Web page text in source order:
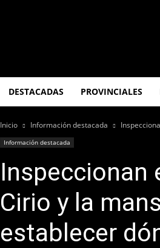
DESTACADAS PROVINCIALES
Inicio Información destacada
Información destacada
Inspeccionan
Cirio y la
establecer